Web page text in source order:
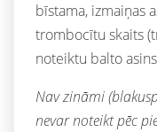
bīstama, izmaiņas
trombocītu skaits
noteiktu balto
Nav zināmi
nevar noteikt pēc